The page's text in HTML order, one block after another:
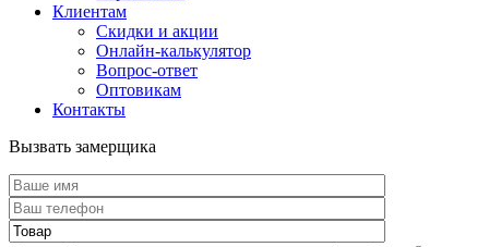
Клиентам
Скидки и акции
Онлайн-калькулятор
Вопрос-ответ
Оптовикам
Контакты
Вызвать замерщика